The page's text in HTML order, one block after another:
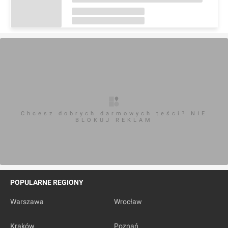
Chcesz dobrych darmowych teści? NIE
BLOKUJ REKLAM
POPULARNE REGIONY
Warszawa Wrocław
Kraków Poznań